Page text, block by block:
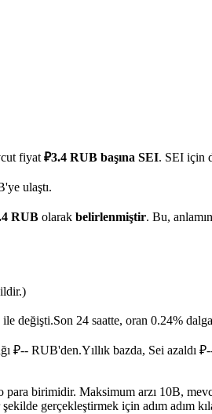
türevleri
fiyat ₽3.4 RUB başına SEI. SEI için
ulaştı.
RUB olarak belirlenmiştir. Bu,
ile değişti.Son 24 saatte, oran 0.24%
₽-- RUB'den.Yıllık bazda, Sei azaldı
birimidir. Maksimum arzı 10B,
gerçekleştirmek için adım adım